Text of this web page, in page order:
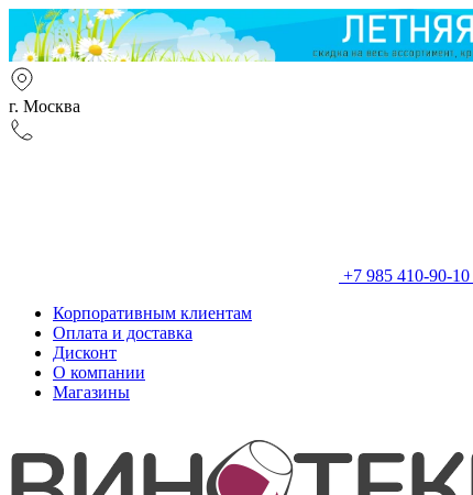
г. Москва
+7 985 410-90-10
Корпоративным клиентам
Оплата и доставка
Дисконт
О компании
Магазины